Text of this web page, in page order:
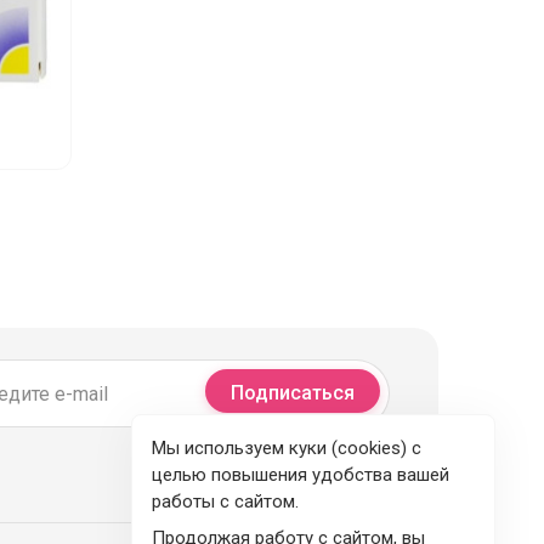
Подписаться
Мы используем куки (cookies) с
целью повышения удобства вашей
работы с сайтом.
Продолжая работу с сайтом, вы